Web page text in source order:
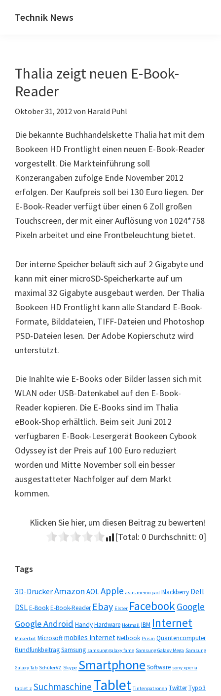
Inhalt
Seitenspalte
Technik News
IT,
Mobilfunk
Internet
Thalia zeigt neuen E-Book-
Reader
Oktober 31, 2012von Harald Puhl
Die bekannte Buchhandelskette Thalia hat mit dem
Bookeen HD Frontlight einen neuen E-Book-Reader
vorgestellt. Die Markteinführung soll
Konzerangaben zufolge Ende November 2012
erfolgen. Der Kaufpreis soll bei 130 Euro liegen. Der
E-Book-Reader verfügt über einen 6 Zoll großen
Touchscreen, der mit einer Auflösung von 1024*758
Pixeln arbeitet und eine Frontbeleuchtung bietet.
Der interne Speicher beläuft sich auf 2 Gigabyte und
kann mit einer microSD-Speicherkarte auf um
maximal 32 Gigabyte ausgebaut werden. Der Thalia
Bookeen HD Frontlight kann alle Standard E-Book-
Formate, Bilddateien, TIFF-Dateien und Photoshop
PSD-Dateien lesen. Der Adobe Kopierschutz wird
unterstützt.
Die Inahlte wie E-Books oder Bilder lassen sich mit
WLAN oder USB-Datenkabel auf den E-Book-
Reader kopieren. Die E-Books sind im Thalia
eBook-Shop erhältlich. Beim seit Juni 2012
verfügbaren E-Book-Lesergerät Bookeen Cybook
Odyssey ist der Preis auf 100 Euro reduziert
worden und Mitte November soll ein besser
ausgestatteter Nachfolger auf dem Markt
kommen.
Klicken Sie hier, um diesen Beitrag zu bewerten!
[Total: 0 Durchschnitt: 0]
Seitenspalte
Tags
3D-DruckerAmazon AOLApple asus memo pad Blackberry Dell
DSLE-BookE-Book-Reader Ebay Elster FacebookGoogle
Google Android HandyHardware Hotmail IBM Internet
Makerbot Microsoftmobiles InternetNetbook Prism Quantencomputer
RundfunkbeitragSamsung samsung galaxy fame Samsung Galaxy Mega Samsung
Galaxy Tab SchülerVZ Skype Smartphone Software sony xperia
tablet z Suchmaschine Tablet Tintenpatronen TwitterTypo3